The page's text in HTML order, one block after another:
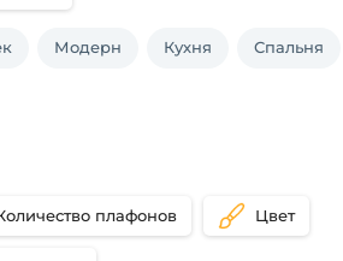
Модерн Кухня Спальня
плафонов Цвет